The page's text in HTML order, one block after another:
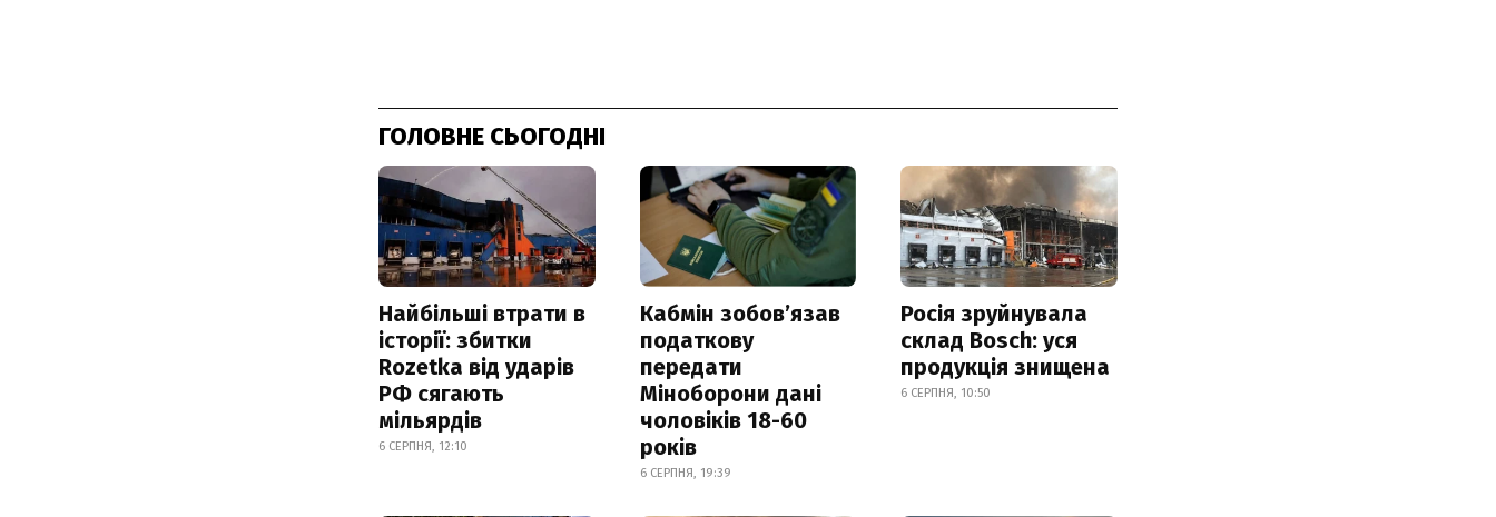
ГОЛОВНЕ СЬОГОДНІ
Найбільші втрати в
історії: збитки
Rozetka від ударів
РФ сягають
мільярдів
6 СЕРПНЯ, 12:10
Кабмін зобовʼязав
податкову
передати
Міноборони дані
чоловіків 18-60
років
6 СЕРПНЯ, 19:39
Росія зруйнувала
склад Bosch: уся
продукція знищена
6 СЕРПНЯ, 10:50